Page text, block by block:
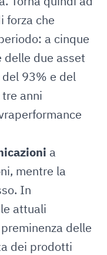
forza che
a cinque
delle due asset
93% e del
anni
a
mentre la
In
attuali
delle
dei prodotti